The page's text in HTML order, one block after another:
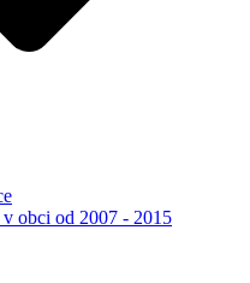
obci od 2007 - 2015